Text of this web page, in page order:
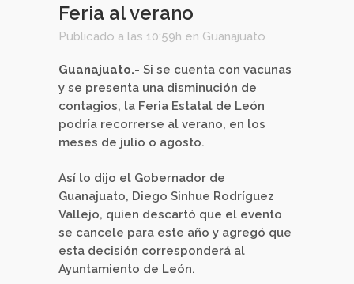
Feria al verano
Publicado a las 10:59h en Guanajuato
Guanajuato.- Si se cuenta con vacunas
y se presenta una disminución de
contagios, la Feria Estatal de León
podría recorrerse al verano, en los
meses de julio o agosto.
Así lo dijo el Gobernador de
Guanajuato, Diego Sinhue Rodríguez
Vallejo, quien descartó que el evento
se cancele para este año y agregó que
esta decisión corresponderá al
Ayuntamiento de León.